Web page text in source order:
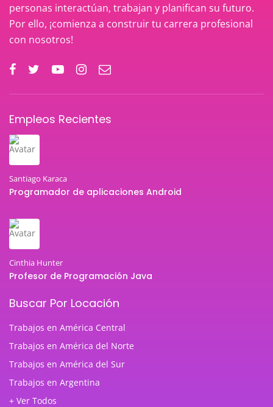
personas interactúan, trabajan y planifican su futuro.
Por ello, ¡comienza a construir tu carrera profesional
con nosotros!
Empleos Recientes
Santiago Karaca
Programador de aplicaciones Android
Cinthia Hunter
Profesor de Programación Java
Buscar Por Locación
Trabajos en América Central
Trabajos en América del Norte
Trabajos en América del Sur
Trabajos en Argentina
+ Ver Todos